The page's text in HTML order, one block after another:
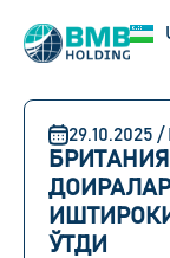
29.10.2025
ЎТДИ